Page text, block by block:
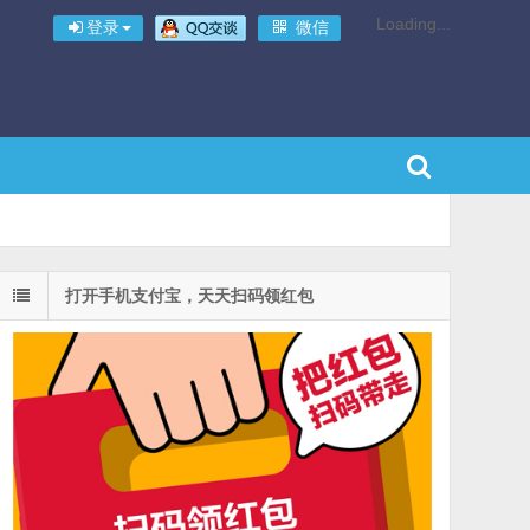
登录 微信 Loading...
打开手机支付宝，天天扫码领红包